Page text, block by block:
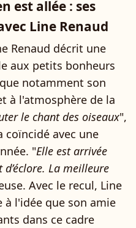
est allée : ses
Line Renaud
Renaud décrit une
aux petits bonheurs
notamment son
à l'atmosphère de la
le chant des oiseaux",
coïncidé avec une
"Elle est arrivée
La meilleure
Avec le recul, Line
à l'idée que son amie
dans ce cadre